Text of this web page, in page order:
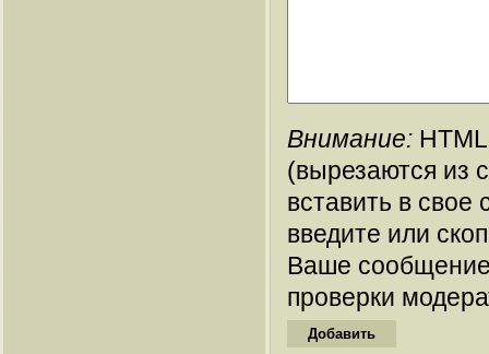
Внимание:
(вырезаются из
вставить в
введите или
Ваше
проверки